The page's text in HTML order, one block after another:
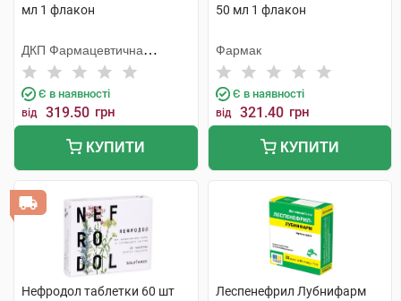
мл 1 флакон
ДКП Фармацевтична
фабрика
Є в наявності
від 319.50 грн
КУПИТИ
50 мл 1 флакон
Фармак
Є в наявності
від 321.40 грн
КУПИТИ
Нефродол таблетки 60 шт
Леспенефрил Лубнифарм